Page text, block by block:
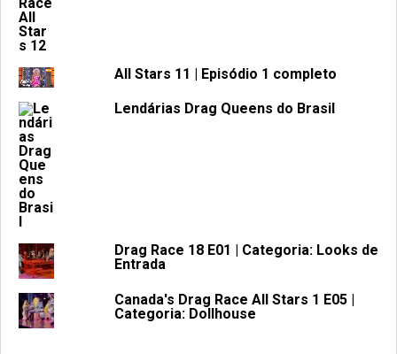
All Stars 11 | Episódio 1 completo
Lendárias Drag Queens do Brasil
Drag Race 18 E01 | Categoria: Looks de
Entrada
Canada's Drag Race All Stars 1 E05 |
Categoria: Dollhouse